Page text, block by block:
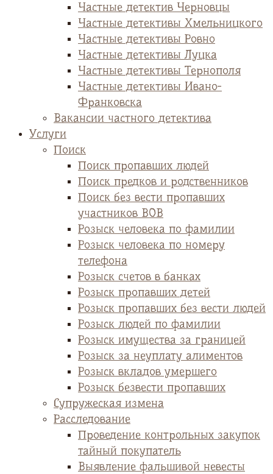
Частные детектив Черновцы
Частные детективы Хмельницкого
Частные детективы Ровно
Частные детективы Луцка
Частные детективы Тернополя
Частные детективы Ивано-
Франковска
Вакансии частного детектива
Услуги
Поиск
Поиск пропавших людей
Поиск предков и родственников
Поиск без вести пропавших
участников ВОВ
Розыск человека по фамилии
Розыск человека по номеру
телефона
Розыск счетов в банках
Розыск пропавших детей
Розыск пропавших без вести людей
Розыск людей по фамилии
Розыск имущества за границей
Розыск за неуплату алиментов
Розыск вкладов умершего
Розыск безвести пропавших
Супружеская измена
Расследование
Проведение контрольных закупок
тайный покупатель
Выявление фальшивой невесты